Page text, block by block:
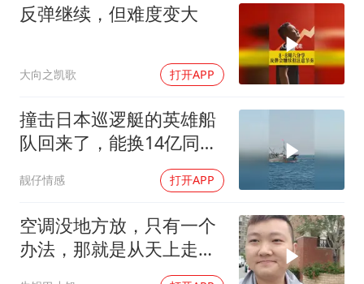
几元成本 千万市值蒸发
“不怕六爷挂得多 就怕六爷挂一颗”
多个明星演唱会取消
人民的健康、体质、幸福一脉相承
反弹继续，但难度变大
大向之凯歌 打开APP
撞击日本巡逻艇的英雄船
队回来了，能换14亿同胞
靓仔情感 打开APP
空调没地方放，只有一个
办法，那就是从天上走，